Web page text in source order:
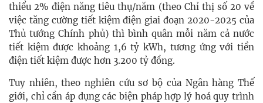
thiểu 2% điện năng tiêu thụ/năm (theo Chỉ thị số 20 về
việc tăng cường tiết kiệm điện giai đoạn 2020-2025 của
Thủ tướng Chính phủ) thì bình quân mỗi năm cả nước
tiết kiệm được khoảng 1,6 tỷ kWh, tương ứng với tiền
điện tiết kiệm được hơn 3.200 tỷ đồng.
Tuy nhiên, theo nghiên cứu sơ bộ của Ngân hàng Thế
giới, chỉ cần áp dụng các biện pháp hợp lý hoá quy trình